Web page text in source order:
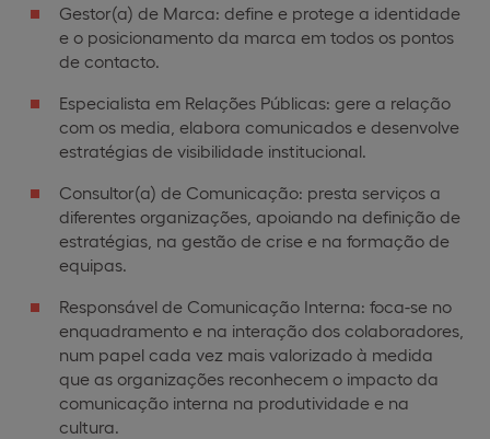
Gestor(a) de Marca: define e protege a identidade
e o posicionamento da marca em todos os pontos
de contacto.
Especialista em Relações Públicas: gere a relação
com os media, elabora comunicados e desenvolve
estratégias de visibilidade institucional.
Consultor(a) de Comunicação: presta serviços a
diferentes organizações, apoiando na definição de
estratégias, na gestão de crise e na formação de
equipas.
Responsável de Comunicação Interna: foca-se no
enquadramento e na interação dos colaboradores,
num papel cada vez mais valorizado à medida
que as organizações reconhecem o impacto da
comunicação interna na produtividade e na
cultura.